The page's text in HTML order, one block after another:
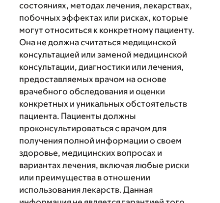
состояниях, методах лечения, лекарствах,
побочных эффектах или рисках, которые
могут относиться к конкретному пациенту.
Она не должна считаться медицинской
консультацией или заменой медицинской
консультации, диагностики или лечения,
предоставляемых врачом на основе
врачебного обследования и оценки
конкретных и уникальных обстоятельств
пациента. Пациенты должны
проконсультироваться с врачом для
получения полной информации о своем
здоровье, медицинских вопросах и
вариантах лечения, включая любые риски
или преимущества в отношении
использования лекарств. Данная